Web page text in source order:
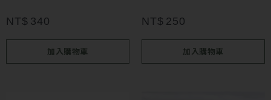
NT$ 340
加入購物車
NT$ 250
加入購物車